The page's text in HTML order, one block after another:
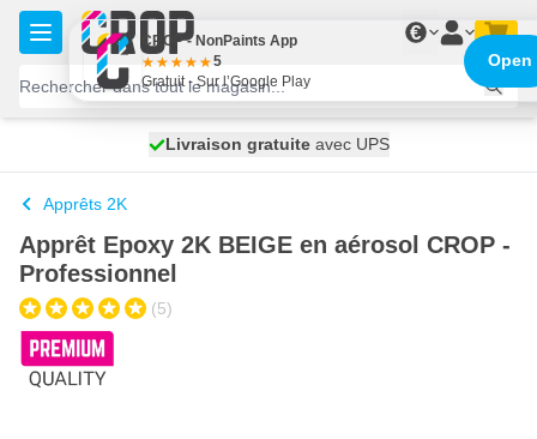
Aller au contenu
€
expédié aujourd'hui
Livraison gratuiteavec UPS
100 jours
Apprêts 2K
Apprêt Epoxy 2K BEIGE en aérosol CROP -
Professionnel
(5)
CROP - NonPaints App
5
Gratuit - Sur l’Google Play
Open